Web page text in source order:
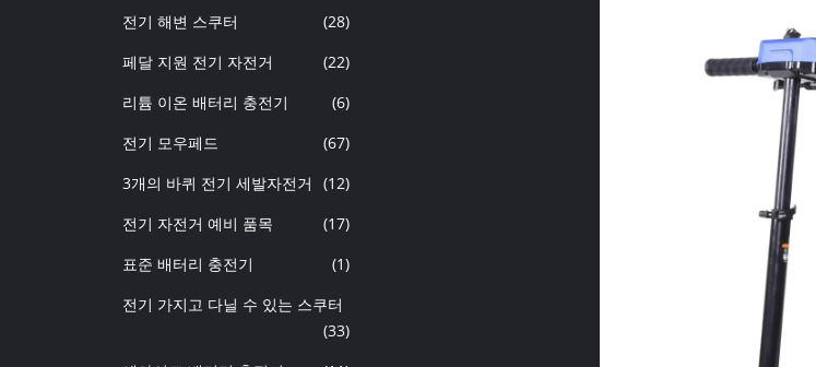
전기 해변 스쿠터
(28)
페달 지원 전기 자전거
(22)
리튬 이온 배터리 충전기
(6)
전기 모우페드
(67)
3개의 바퀴 전기 세발자전거
(12)
전기 자전거 예비 품목
(17)
표준 배터리 충전기
(1)
전기 가지고 다닐 수 있는 스쿠터
(33)